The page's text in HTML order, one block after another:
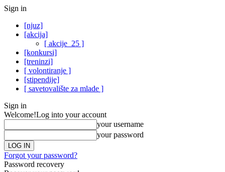
Sign in
[njuz]
[akcija]
[ akcije_25 ]
[konkursi]
[treninzi]
[ volontiranje ]
[stipendije]
[ savetovalište za mlade ]
Sign in
Welcome!Log into your account
your username
your password
Forgot your password?
Password recovery